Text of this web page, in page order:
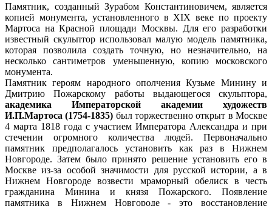
Памятник, созданный Зурабом Константиновичем, является
копией монумента, установленного в ХIХ веке по проекту
Мартоса на Красной площади Москвы. Для его разработки
известный скульптор использовал малую модель памятника,
которая позволила создать точную, но незначительно, на
несколько сантиметров уменьшенную, копию московского
монумента.
Памятник героям народного ополчения Кузьме Минину и
Дмитрию Пожарскому работы выдающегося скульптора,
академика Императорской академии художеств
И.П.Мартоса (1754-1835) был торжественно открыт в Москве
4 марта 1818 года с участием Императора Александра и при
стечении огромного количества людей. Первоначально
памятник предполагалось установить как раз в Нижнем
Новгороде. Затем было принято решение установить его в
Москве из-за особой значимости для русской истории, а в
Нижнем Новгороде возвести мраморный обелиск в честь
гражданина Минина и князя Пожарского. Появление
памятника в Нижнем Новгороде - это восстановление